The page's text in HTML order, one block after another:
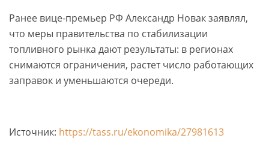
Ранее вице-премьер РФ Александр Новак заявлял,
что меры правительства по стабилизации
топливного рынка дают результаты: в регионах
снимаются ограничения, растет число работающих
заправок и уменьшаются очереди.
Источник: https://tass.ru/ekonomika/27981613